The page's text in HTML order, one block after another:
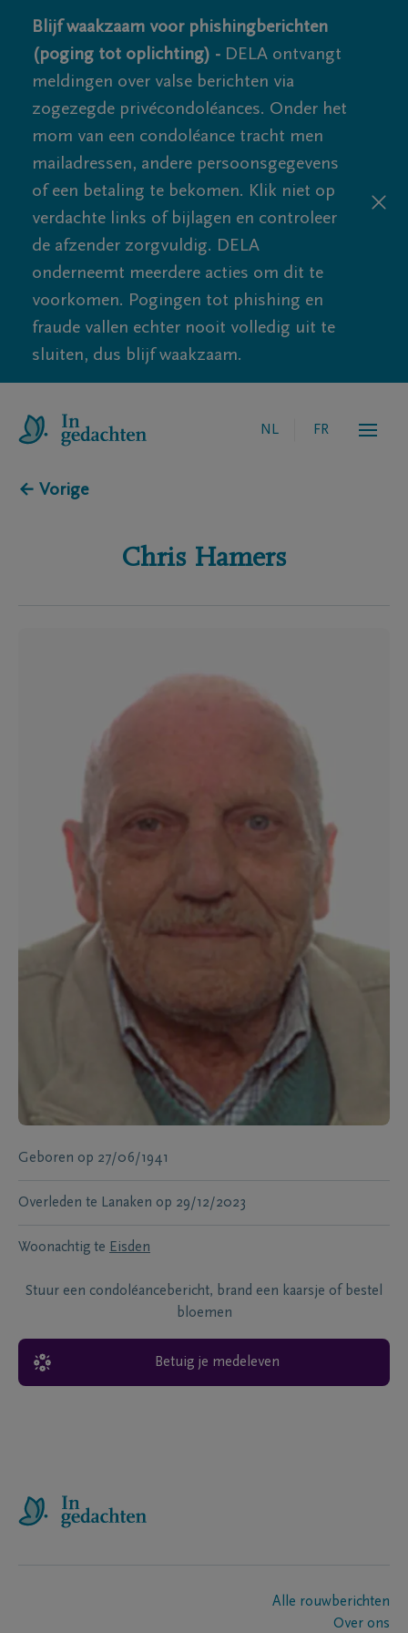
Blijf waakzaam voor phishingberichten
(poging tot oplichting) - DELA ontvangt
meldingen over valse berichten via
zogezegde privécondoléances. Onder het
mom van een condoléance tracht men
mailadressen, andere persoonsgegevens
of een betaling te bekomen. Klik niet op
verdachte links of bijlagen en controleer
de afzender zorgvuldig. DELA
onderneemt meerdere acties om dit te
voorkomen. Pogingen tot phishing en
fraude vallen echter nooit volledig uit te
sluiten, dus blijf waakzaam.
NL FR
← Vorige
Chris Hamers
Geboren op 27/06/1941
Overleden te Lanaken op 29/12/2023
Woonachtig te Eisden
Stuur een condoléancebericht, brand een kaarsje of bestel
bloemen
Betuig je medeleven
Alle rouwberichten
Over ons